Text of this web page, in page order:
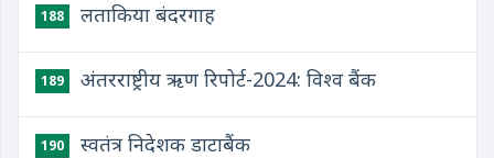
188 लताकिया बंदरगाह
189 अंतरराष्ट्रीय ऋण रिपोर्ट-2024: विश्व बैंक
190 स्वतंत्र निदेशक डाटाबैंक